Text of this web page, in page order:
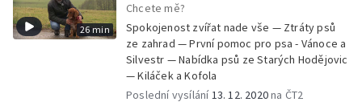
26 min
Chcete mě?
Spokojenost zvířat nade vše — Ztráty psů
ze zahrad — První pomoc pro psa - Vánoce a
Silvestr — Nabídka psů ze Starých Hodějovic
— Kiláček a Kofola
Poslední vysílání13. 12. 2020na ČT2